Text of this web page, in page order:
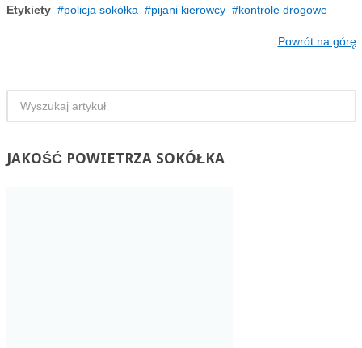
Etykiety policja sokółka pijani kierowcy kontrole drogowe
Powrót na górę
JAKOŚĆPOWIETRZA SOKÓŁKA